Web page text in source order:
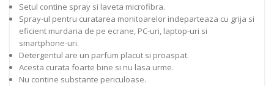
Setul contine spray si laveta microfibra.
Spray-ul pentru curatarea monitoarelor indeparteaza cu grija si
eficient murdaria de pe ecrane, PC-uri, laptop-uri si
smartphone-uri.
Detergentul are un parfum placut si proaspat.
Acesta curata foarte bine si nu lasa urme.
Nu contine substante periculoase.